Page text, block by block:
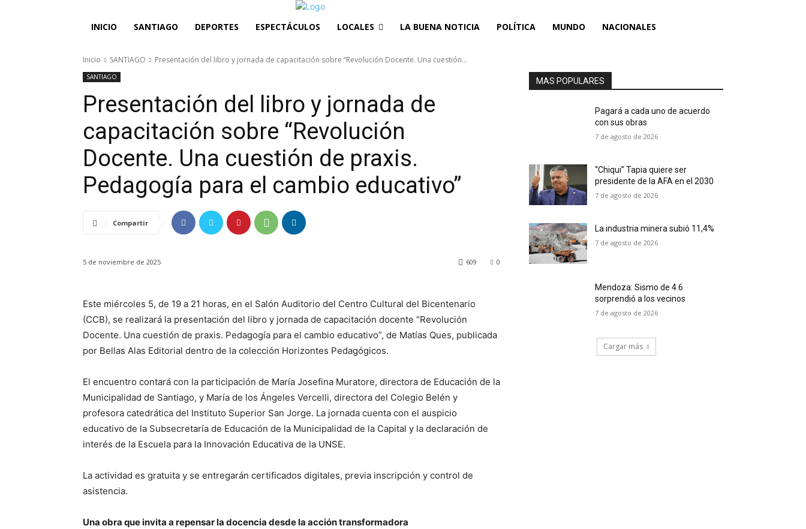
INICIO SANTIAGO DEPORTES ESPECTÁCULOS LOCALES LA BUENA NOTICIA POLÍTICA MUNDO NACIONALES
Inicio SANTIAGO Presentación del libro y jornada de capacitación sobre “Revolución Docente. Una cuestión...
SANTIAGO
Presentación del libro y jornada de
capacitación sobre “Revolución
Docente. Una cuestión de praxis.
Pedagogía para el cambio educativo”
Compartir
5 de noviembre de 2025 0
609
Este miércoles 5, de 19 a 21 horas, en el Salón Auditorio del Centro Cultural del Bicentenario
(CCB), se realizará la presentación del libro y jornada de capacitación docente “Revolución
Docente. Una cuestión de praxis. Pedagogía para el cambio educativo”, de Matías Ques, publicada
por Bellas Alas Editorial dentro de la colección Horizontes Pedagógicos.
El encuentro contará con la participación de María Josefina Muratore, directora de Educación de la
Municipalidad de Santiago, y María de los Ángeles Vercelli, directora del Colegio Belén y
profesora catedrática del Instituto Superior San Jorge. La jornada cuenta con el auspicio
educativo de la Subsecretaría de Educación de la Municipalidad de la Capital y la declaración de
interés de la Escuela para la Innovación Educativa de la UNSE.
La actividad es gratuita y se entregarán certificados digitales, previa inscripción y control de
asistencia.
Una obra que invita a repensar la docencia desde la acción transformadora
MAS POPULARES
Pagará a cada uno de acuerdo
con sus obras
7 de agosto de 2026
“Chiqui” Tapia quiere ser
presidente de la AFA en el 2030
7 de agosto de 2026
La industria minera subió 11,4%
7 de agosto de 2026
Mendoza: Sismo de 4.6
sorprendió a los vecinos
7 de agosto de 2026
Cargar más